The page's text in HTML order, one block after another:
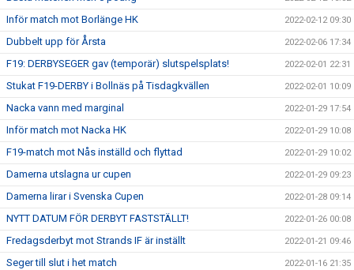
Inför match mot Borlänge HK 2022-02-12 09:30
Dubbelt upp för Årsta 2022-02-06 17:34
F19: DERBYSEGER gav (temporär) slutspelsplats! 2022-02-01 22:31
Stukat F19-DERBY i Bollnäs på Tisdagkvällen 2022-02-01 10:09
Nacka vann med marginal 2022-01-29 17:54
Inför match mot Nacka HK 2022-01-29 10:08
F19-match mot Nås inställd och flyttad 2022-01-29 10:02
Damerna utslagna ur cupen 2022-01-29 09:23
Damerna lirar i Svenska Cupen 2022-01-28 09:14
NYTT DATUM FÖR DERBYT FASTSTÄLLT! 2022-01-26 00:08
Fredagsderbyt mot Strands IF är inställt 2022-01-21 09:46
Seger till slut i het match 2022-01-16 21:35